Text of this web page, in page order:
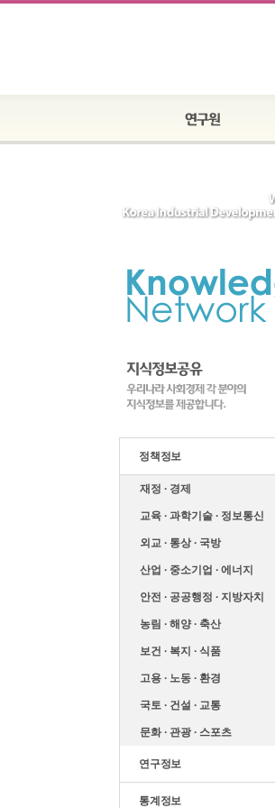
정책정보
재정 ∙ 경제
교육 ∙ 과학기술 ∙ 정보통신
외교 ∙ 통상 ∙ 국방
산업 ∙ 중소기업 ∙ 에너지
안전 ∙ 공공행정 ∙ 지방자치
농림 ∙ 해양 ∙ 축산
보건 ∙ 복지 ∙ 식품
고용 ∙ 노동 ∙ 환경
국토 ∙ 건설 ∙ 교통
문화 ∙ 관광 ∙ 스포츠
연구정보
통계정보